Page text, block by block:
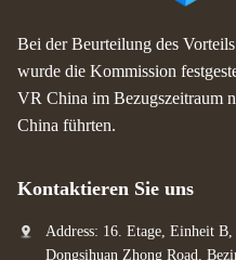
Bei der Beurteilung des
wurde die Kommission
VR China im Bezugszeitraum
China führten.
Kontaktieren Sie uns
Address: 16. Etage, Einheit
Dongsihuan Zhong Road,